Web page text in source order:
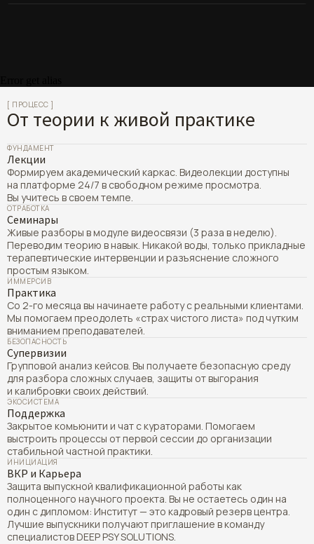
[ ПРОЦЕСС ]
От теории к живой практике
ФУНДАМЕНТ
Лекции
Формируем академический каркас. Видеолекции доступны
на платформе 24/7 в свободном режиме просмотра.
Вы учитесь в своем темпе.
ОТРАБОТКА
Семинары
Живые разборы в модуле видеосвязи (3 раза в неделю).
Переводим теорию в навык. Никакой воды, только прикладные
терапевтические интервенции и разъяснение сложного
простым языком.
ИММЕРСИВ
Практика
Со 2-го месяца вы начинаете работу с реальными клиентами.
Мы помогаем преодолеть «страх чистого листа» под чутким
вниманием преподавателей.
БЕЗОПАСНОСТЬ
Супервизии
Групповой анализ кейсов. Вы получаете безопасную среду
для разбора сложных случаев, защиты от выгорания
и калибровки своих действий.
ЭКОСИСТЕМА
Поддержка
Закрытое комьюнити и чат с кураторами. Помогаем
выстроить процессы от первой сессии до организации
стабильной частной практики.
ИНИЦИАЦИЯ
ВКР и Карьера
Защита выпускной квалификационной работы как
полноценного научного проекта. Вы не остаетесь один на
один с дипломом: Институт — это кадровый резерв центра.
Лучшие выпускники получают приглашение в команду
специалистов DEEP PSY SOLUTIONS.